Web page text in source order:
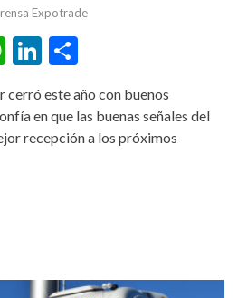
Expotrade
WhatsApp
LinkedIn
cerró este año con buenos
en que las buenas señales del
recepción a los próximos